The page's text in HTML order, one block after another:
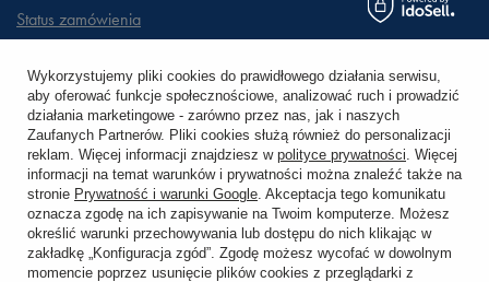
Status zamówienia
Chcę zareklamować produkt
Chcę zwrócić produkt
Chcę wymienić towar
KONTO
Wykorzystujemy pliki cookies do prawidłowego działania serwisu,
aby oferować funkcje społecznościowe, analizować ruch i prowadzić
działania marketingowe - zarówno przez nas, jak i naszych
Zaufanych Partnerów. Pliki cookies służą również do personalizacji
reklam. Więcej informacji znajdziesz w polityce prywatności. Więcej
informacji na temat warunków i prywatności można znaleźć także na
stronie Prywatność i warunki Google. Akceptacja tego komunikatu
oznacza zgodę na ich zapisywanie na Twoim komputerze. Możesz
określić warunki przechowywania lub dostępu do nich klikając w
zakładkę „Konfiguracja zgód”. Zgodę możesz wycofać w dowolnym
momencie poprzez usunięcie plików cookies z przeglądarki z